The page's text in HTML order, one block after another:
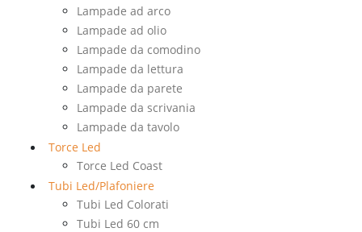
Lampade ad arco
Lampade ad olio
Lampade da comodino
Lampade da lettura
Lampade da parete
Lampade da scrivania
Lampade da tavolo
Torce Led
Torce Led Coast
Tubi Led/Plafoniere
Tubi Led Colorati
Tubi Led 60 cm